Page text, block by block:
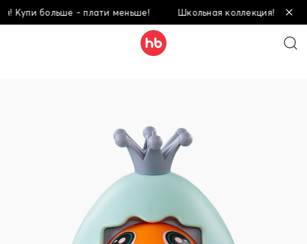
больше - плати меньше! Школьная коллекция! Купи